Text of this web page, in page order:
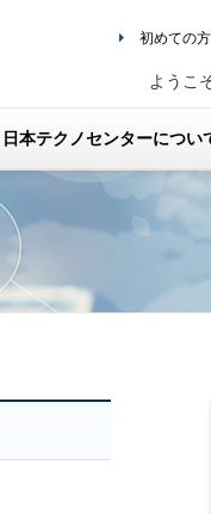
初めての
ようこ
日本テクノセンターについ